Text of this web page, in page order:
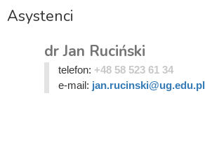
Asystenci
dr Jan Ruciński
telefon: +48 58 523 61 34
e-mail: jan.rucinski@ug.edu.pl